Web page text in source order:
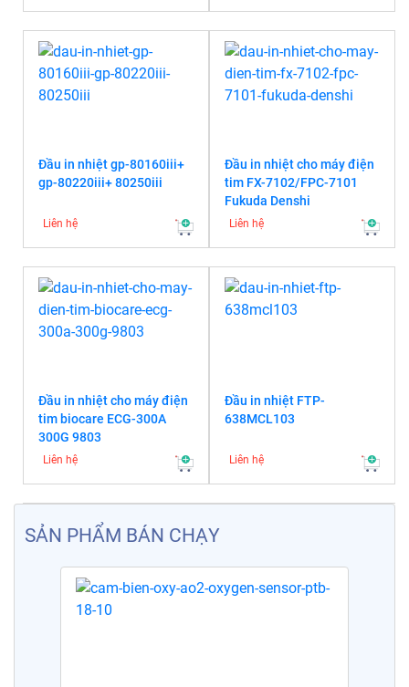
Đầu in nhiệt gp-80160iii+
gp-80220iii+ 80250iii
Liên hệ
Đầu in nhiệt cho máy điện
tim FX-7102/FPC-7101
Fukuda Denshi
Liên hệ
Đầu in nhiệt cho máy điện
tim biocare ECG-300A
300G 9803
Liên hệ
Đầu in nhiệt FTP-
638MCL103
Liên hệ
SẢN PHẨM BÁN CHẠY